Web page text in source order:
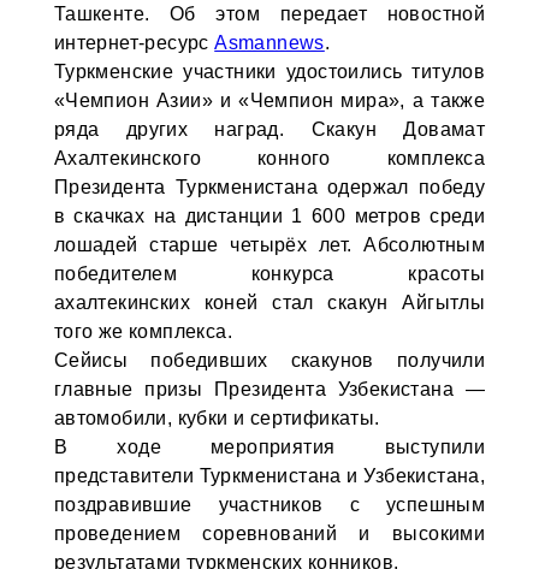
Ташкенте. Об этом передает новостной
интернет-ресурсAsmannews.
Туркменские участники удостоились титулов
«Чемпион Азии» и «Чемпион мира», а также
ряда других наград. Скакун Довамат
Ахалтекинского конного комплекса
Президента Туркменистана одержал победу
в скачках на дистанции 1 600 метров среди
лошадей старше четырёх лет. Абсолютным
победителем конкурса красоты
ахалтекинских коней стал скакун Айгытлы
того же комплекса.
Сейисы победивших скакунов получили
главные призы Президента Узбекистана —
автомобили, кубки и сертификаты.
В ходе мероприятия выступили
представители Туркменистана и Узбекистана,
поздравившие участников с успешным
проведением соревнований и высокими
результатами туркменских конников.